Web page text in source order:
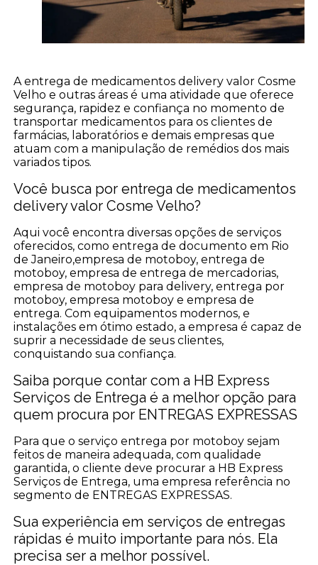
A entrega de medicamentos delivery valor Cosme
Velho e outras áreas é uma atividade que oferece
segurança, rapidez e confiança no momento de
transportar medicamentos para os clientes de
farmácias, laboratórios e demais empresas que
atuam com a manipulação de remédios dos mais
variados tipos.
Você busca por entrega de medicamentos
delivery valor Cosme Velho?
Aqui você encontra diversas opções de serviços
oferecidos, como entrega de documento em Rio
de Janeiro,empresa de motoboy, entrega de
motoboy, empresa de entrega de mercadorias,
empresa de motoboy para delivery, entrega por
motoboy, empresa motoboy e empresa de
entrega. Com equipamentos modernos, e
instalações em ótimo estado, a empresa é capaz de
suprir a necessidade de seus clientes,
conquistando sua confiança.
Saiba porque contar com a HB Express
Serviços de Entrega é a melhor opção para
quem procura por ENTREGAS EXPRESSAS
Para que o serviço entrega por motoboy sejam
feitos de maneira adequada, com qualidade
garantida, o cliente deve procurar a HB Express
Serviços de Entrega, uma empresa referência no
segmento de ENTREGAS EXPRESSAS.
Sua experiência em serviços de entregas
rápidas é muito importante para nós. Ela
precisa ser a melhor possível.